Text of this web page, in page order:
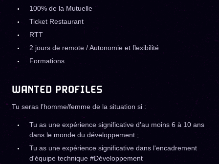
100% de la Mutuelle
Ticket Restaurant
RTT
2 jours de remote / Autonomie et flexibilité
Formations
WANTED PROFILES
Tu seras l’homme/femme de la situation si :
Tu as une expérience significative d'au moins 6 à 10 ans
dans le monde du développement ;
Tu as une expérience significative dans l'encadrement
d'équipe technique #Développement